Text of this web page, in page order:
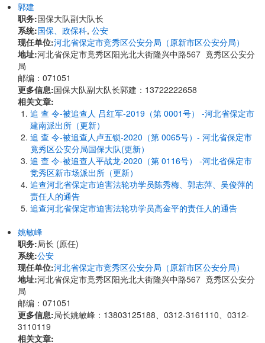
郭建
职务:国保大队副大队长
系统:国保、政保科, 公安
现任单位:河北省保定市竞秀区公安分局（原新市区公安分局）
地址:河北省保定市竟秀区阳光北大街隆兴中路567 竟秀区公安分
局
邮编：071051
更多信息:国保大队副大队长郭建：13722222658
相关文章:
追 查 令-被追查人 吕红军-2019（第 0001号） -河北省保定市
建南派出所（更新）
追 查 令-被追查人卢五锁-2020（第 0065号）- 河北省保定市
竟秀区公安分局国保大队(更新）
追 查 令-被追查人平战龙-2020（第 0116号） -河北省保定市
竞秀区新市场派出所（更新）
追查河北省保定市迫害法轮功学员陈秀梅、郭志萍、吴俊萍的
责任人的通告
追查河北省保定市迫害法轮功学员高金平的责任人的通告
姚敏峰
职务:局长 (原任)
系统:公安
现任单位:河北省保定市竞秀区公安分局（原新市区公安分局）
地址:河北省保定市竟秀区阳光北大街隆兴中路567 竟秀区公安分
局
邮编：071051
更多信息:局长姚敏峰：13803125188、0312-3161110、0312-
3110119
相关文章: